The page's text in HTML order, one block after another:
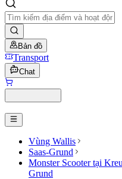
Bản đồ
Transport
Chat
Vùng Wallis
Saas-Grund
Monster Scooter tại
Grund